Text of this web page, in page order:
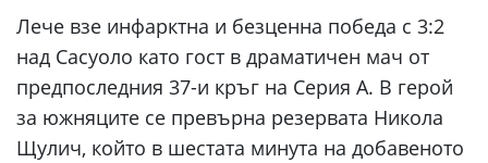
Лече взе инфарктна и безценна победа с 3:2
над Сасуоло като гост в драматичен мач от
предпоследния 37-и кръг на Серия А. В герой
за южняците се превърна резервата Никола
Щулич, който в шестата минута на добавеното